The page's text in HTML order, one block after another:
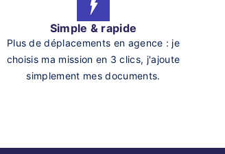
Simple & rapide
Plus de déplacements en agence : je
choisis ma mission en 3 clics, j'ajoute
simplement mes documents.